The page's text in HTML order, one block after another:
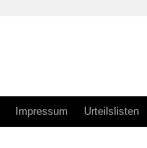
Impressum Urteilslisten